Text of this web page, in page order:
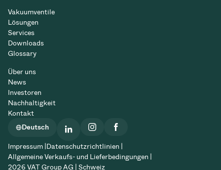
Vakuumventile
Lösungen
Services
Downloads
Glossary
Über uns
News
Investoren
Nachhaltigkeit
Kontakt
Deutsch
Impressum | Datenschutzrichtlinien |
Allgemeine Verkaufs- und Lieferbedingungen |
2026 VAT Group AG | Schweiz